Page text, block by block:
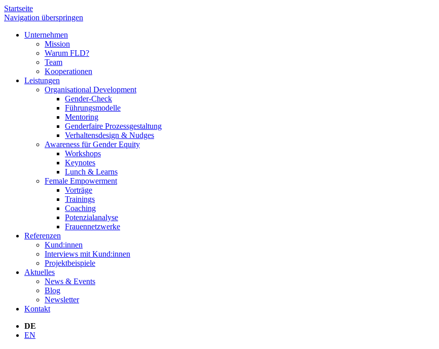
Startseite
Navigation überspringen
Unternehmen
Mission
Warum FLD?
Team
Kooperationen
Leistungen
Organisational Development
Gender-Check
Führungsmodelle
Mentoring
Genderfaire Prozessgestaltung
Verhaltensdesign & Nudges
Awareness für Gender Equity
Workshops
Keynotes
Lunch & Learns
Female Empowerment
Vorträge
Trainings
Coaching
Potenzialanalyse
Frauennetzwerke
Referenzen
Kund:innen
Interviews mit Kund:innen
Projektbeispiele
Aktuelles
News & Events
Blog
Newsletter
Kontakt
DE
EN